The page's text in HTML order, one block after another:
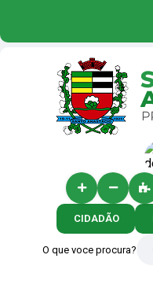
O que voce procura?
CIDADÃO